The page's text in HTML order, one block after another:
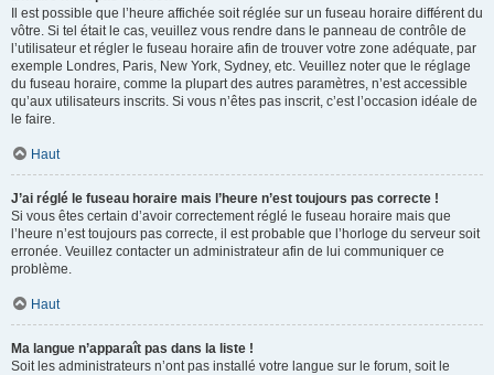
Il est possible que l’heure affichée soit réglée sur un fuseau horaire différent du
vôtre. Si tel était le cas, veuillez vous rendre dans le panneau de contrôle de
l’utilisateur et régler le fuseau horaire afin de trouver votre zone adéquate, par
exemple Londres, Paris, New York, Sydney, etc. Veuillez noter que le réglage
du fuseau horaire, comme la plupart des autres paramètres, n’est accessible
qu’aux utilisateurs inscrits. Si vous n’êtes pas inscrit, c’est l’occasion idéale de
le faire.
Haut
J’ai réglé le fuseau horaire mais l’heure n’est toujours pas correcte !
Si vous êtes certain d’avoir correctement réglé le fuseau horaire mais que
l’heure n’est toujours pas correcte, il est probable que l’horloge du serveur soit
erronée. Veuillez contacter un administrateur afin de lui communiquer ce
problème.
Haut
Ma langue n’apparaît pas dans la liste !
Soit les administrateurs n’ont pas installé votre langue sur le forum, soit le